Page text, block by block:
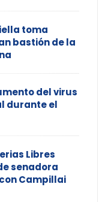
toma
bastión de la
del virus
durante el
Libres
senadora
Campillai